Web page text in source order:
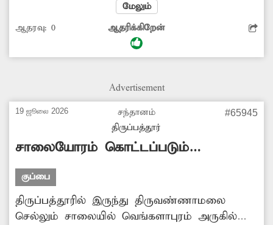
பராமரிப்பு இல்லாமல் மோசமான நிலையில்
உள்ளது. இதனால் பொதுமக்கள் மிகவும்
சிரமப்படுகின்றனர். எனவே இந்தச் சுகாதார
மேலும்
ஆதரவு: 0 ஆதரிக்கிறேன்
Advertisement
19 ஜூலை 2026
சந்தானம்
திருப்பத்தூர்
#65945
சாலையோரம் கொட்டப்படும்
குப்பைகள்
குப்பை
திருப்பத்தூரில் இருந்து திருவண்ணாமலை
செல்லும் சாலையில் வெங்களாபுரம் அருகில்